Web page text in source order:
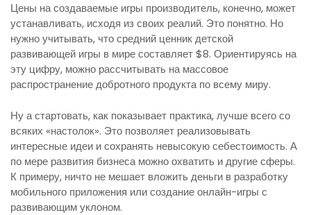
Цены на создаваемые игры производитель, конечно, может
устанавливать, исходя из своих реалий. Это понятно. Но
нужно учитывать, что средний ценник детской
развивающей игры в мире составляет $8. Ориентируясь на
эту цифру, можно рассчитывать на массовое
распространение добротного продукта по всему миру.
Ну а стартовать, как показывает практика, лучше всего со
всяких «настолок». Это позволяет реализовывать
интересные идеи и сохранять невысокую себестоимость. А
по мере развития бизнеса можно охватить и другие сферы.
К примеру, ничто не мешает вложить деньги в разработку
мобильного приложения или создание онлайн-игры с
развивающим уклоном.